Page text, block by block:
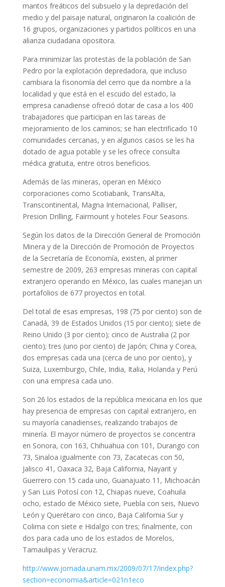
mantos freáticos del subsuelo y la depredación del
medio y del paisaje natural, originaron la coalición de
16 grupos, organizaciones y partidos políticos en una
alianza ciudadana opositora.
Para minimizar las protestas de la población de San
Pedro por la explotación depredadora, que incluso
cambiara la fisonomía del cerro que da nombre a la
localidad y que está en el escudo del estado, la
empresa canadiense ofreció dotar de casa a los 400
trabajadores que participan en las tareas de
mejoramiento de los caminos; se han electrificado 10
comunidades cercanas, y en algunos casos se les ha
dotado de agua potable y se les ofrece consulta
médica gratuita, entre otros beneficios.
Además de las mineras, operan en México
corporaciones como Scotiabank, TransAlta,
Transcontinental, Magna Internacional, Palliser,
Presion Drilling, Fairmount y hoteles Four Seasons.
Según los datos de la Dirección General de Promoción
Minera y de la Dirección de Promoción de Proyectos
de la Secretaría de Economía, existen, al primer
semestre de 2009, 263 empresas mineras con capital
extranjero operando en México, las cuales manejan un
portafolios de 677 proyectos en total.
Del total de esas empresas, 198 (75 por ciento) son de
Canadá, 39 de Estados Unidos (15 por ciento); siete de
Reino Unido (3 por ciento); cinco de Australia (2 por
ciento); tres (uno por ciento) de Japón; China y Corea,
dos empresas cada una (cerca de uno por ciento), y
Suiza, Luxemburgo, Chile, India, Italia, Holanda y Perú
con una empresa cada uno.
Son 26 los estados de la república mexicana en los que
hay presencia de empresas con capital extranjero, en
su mayoría canadienses, realizando trabajos de
minería. El mayor número de proyectos se concentra
en Sonora, con 163, Chihuahua con 101, Durango con
73, Sinaloa igualmente con 73, Zacatecas con 50,
Jalisco 41, Oaxaca 32, Baja California, Nayarit y
Guerrero con 15 cada uno, Guanajuato 11, Michoacán
y San Luis Potosí con 12, Chiapas nueve, Coahuila
ocho, estado de México siete, Puebla con seis, Nuevo
León y Querétaro con cinco, Baja California Sur y
Colima con siete e Hidalgo con tres; finalmente, con
dos para cada uno de los estados de Morelos,
Tamaulipas y Veracruz.
http://www.jornada.unam.mx/2009/07/17/index.php?
section=economia&article=021n1eco